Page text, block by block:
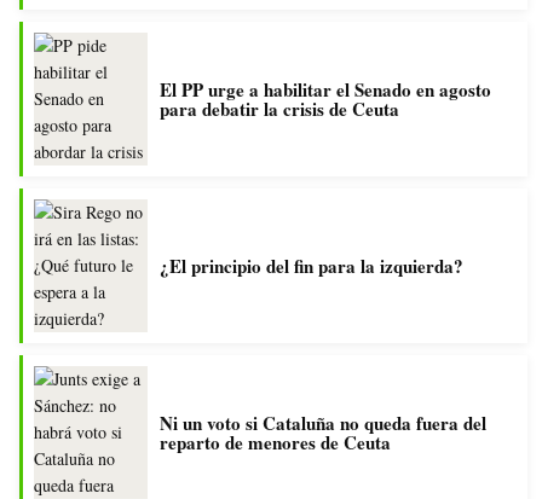
El PP urge a habilitar el Senado en agosto
para debatir la crisis de Ceuta
¿El principio del fin para la izquierda?
Ni un voto si Cataluña no queda fuera del
reparto de menores de Ceuta